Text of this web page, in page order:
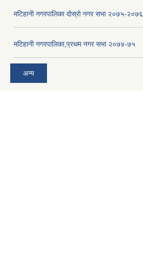
मटिहानी नगरपालिका दोस्रो नगर सभा २०७५-२०७६
मटिहानी नगरपालिका,प्रथम नगर सभा २०७४-७५
अन्य